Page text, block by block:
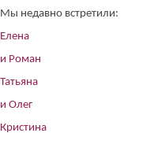
Мы недавно встретили:
Елена
и Роман
Татьяна
и Олег
Кристина